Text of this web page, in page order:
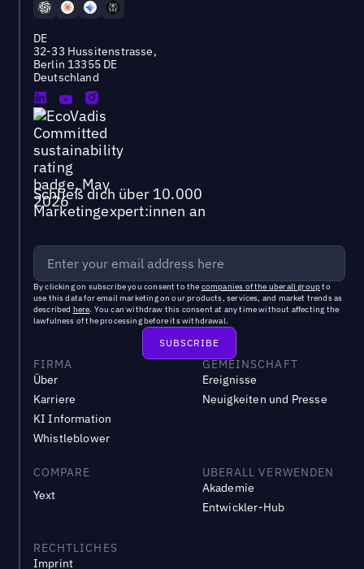
DE
32-33 Hussitenstrasse,
Berlin 13355 DE
Deutschland
Schließ dich über 10.000
Marketingexpert:innen an
By clicking on subscribe you consent to the companies of the uberall groupto
use this data for email marketing on our products, services, and market trends as
described here. You can withdraw this consent at any time without affecting the
lawfulness of the processing before its withdrawal.
FIRMA
Über
Karriere
KI Information
Whistleblower
GEMEINSCHAFT
Ereignisse
Neuigkeiten und Presse
COMPARE
Yext
UBERALL VERWENDEN
Akademie
Entwickler-Hub
RECHTLICHES
Imprint